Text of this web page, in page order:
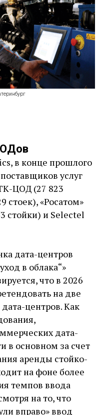
в конце прошлого
услуг
ЦОД (27 823
стоек), «Росатом»
стойки) и Selectel
дата-центров
в облака“»
что в 2026
на две
центров. Как
дата-
в основном за счет
аренды стойко-
на фоне более
темпов ввода
на то, что
вправо» ввод